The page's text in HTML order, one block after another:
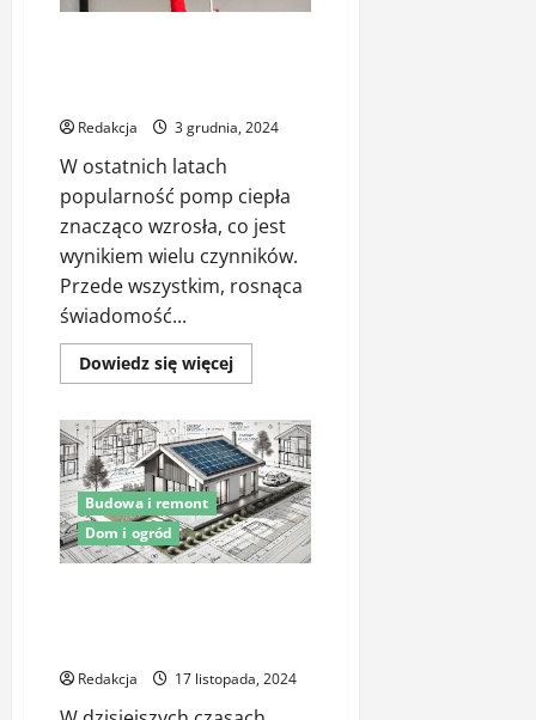
Redakcja 3 grudnia, 2024
W ostatnich latach
popularność pomp ciepła
znacząco wzrosła, co jest
wynikiem wielu czynników.
Przede wszystkim, rosnąca
świadomość...
Dowiedz się więcejDowiedz
się
Montaż
pompy
ciepła
w
Twoim
domu
–
popularność
pomp
Budowa i remont
Dom i ogród
Redakcja 17 listopada, 2024